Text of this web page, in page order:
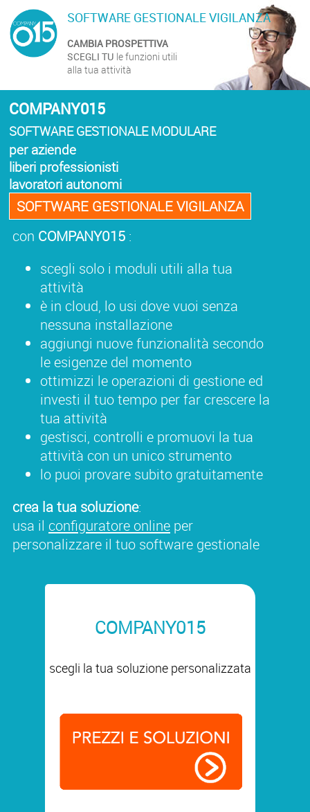
SOFTWARE GESTIONALE VIGILANZA
CAMBIA PROSPETTIVA
SCEGLI TU le funzioni utili
alla tua attività
COMPANY015
SOFTWARE GESTIONALE MODULARE
per aziende
liberi professionisti
lavoratori autonomi
SOFTWARE GESTIONALE VIGILANZA
con COMPANY015 :
scegli solo i moduli utili alla tua
attività
è in cloud, lo usi dove vuoi senza
nessuna installazione
aggiungi nuove funzionalità secondo
le esigenze del momento
ottimizzi le operazioni di gestione ed
investi il tuo tempo per far crescere la
tua attività
gestisci, controlli e promuovi la tua
attività con un unico strumento
lo puoi provare subito gratuitamente
crea la tua soluzione:
usa il configuratore online per
personalizzare il tuo software gestionale
COMPANY015
scegli la tua soluzione personalizzata